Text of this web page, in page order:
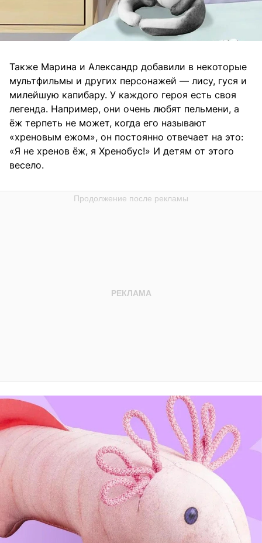
Также Марина и Александр добавили в некоторые
мультфильмы и других персонажей — лису, гуся и
милейшую капибару. У каждого героя есть своя
легенда. Например, они очень любят пельмени, а
ёж терпеть не может, когда его называют
«хреновым ежом», он постоянно отвечает на это:
«Я не хренов ёж, я Хренобус!» И детям от этого
весело.